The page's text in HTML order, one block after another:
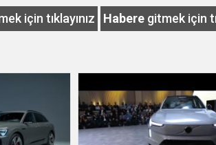
için tıklayınız Habere gitmek için